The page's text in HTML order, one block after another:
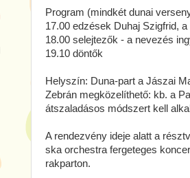
Program (mindkét dunai
17.00 edzések Duhaj Szigfrid,
18.00 selejtezők - a nevezés
19.10 döntők
Helyszín: Duna-part a Jászai
Zebrán megközelíthető: kb. a
átszaladásos módszert kell
A rendezvény ideje alatt a
ska orchestra fergeteges
rakparton.